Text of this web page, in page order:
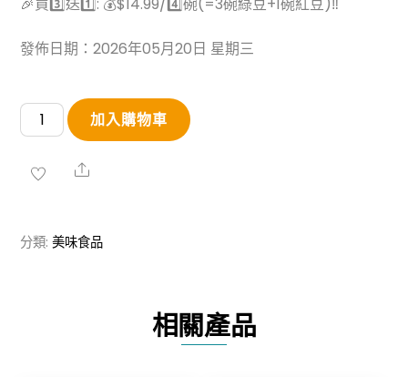
發佈日期：2026年05月20日 星期三
窩
陳
子
加入購物車
Share
分類:美味食品
相關產品